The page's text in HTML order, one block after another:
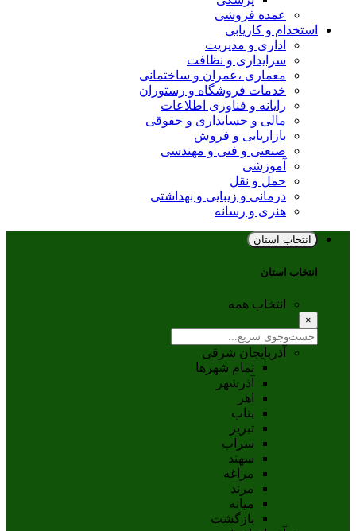
عمده فروشی
استخدام و کاریابی
اداری و مدیریت
سرایداری و نظافت
معماری ،عمران و ساختمانی
خدمات فروشگاه و رستوران
رایانه و فناوری اطلاعات
مالی و حسابداری و حقوقی
بازاریابی و فروش
صنعتی و فنی و مهندسی
آموزشی
حمل و نقل
درمانی و زیبایی و بهداشتی
هنری و رسانه
انتخاب استان
انتخاب استان
انتخاب همه
×
آذربایجان شرقی
تمام شهر‌ها
آذرشهر
اهر
بناب
تبريز
سراب
سهند
مراغه
مرند
ميانه
بازگشت